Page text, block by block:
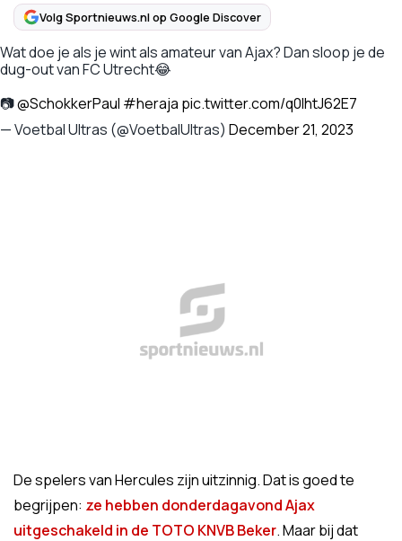
Volg Sportnieuws.nl op Google Discover
Wat doe je als je wint als amateur van Ajax? Dan sloop je de
dug-out van FC Utrecht😂
📷@SchokkerPaul #heraja pic.twitter.com/q0lhtJ62E7
— Voetbal Ultras (@VoetbalUltras) December 21, 2023
De spelers van Hercules zijn uitzinnig. Dat is goed te
begrijpen: ze hebben donderdagavond Ajax
uitgeschakeld in de TOTO KNVB Beker. Maar bij dat